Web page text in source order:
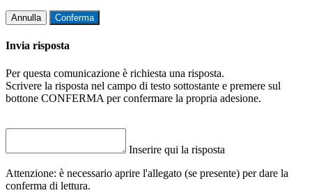
Annulla Conferma
Invia risposta
Per questa comunicazione è richiesta una risposta.
Scrivere la risposta nel campo di testo sottostante e premere sul
bottone CONFERMA per confermare la propria adesione.
Inserire qui la risposta
Attenzione: è necessario aprire l'allegato (se presente) per dare la
conferma di lettura.